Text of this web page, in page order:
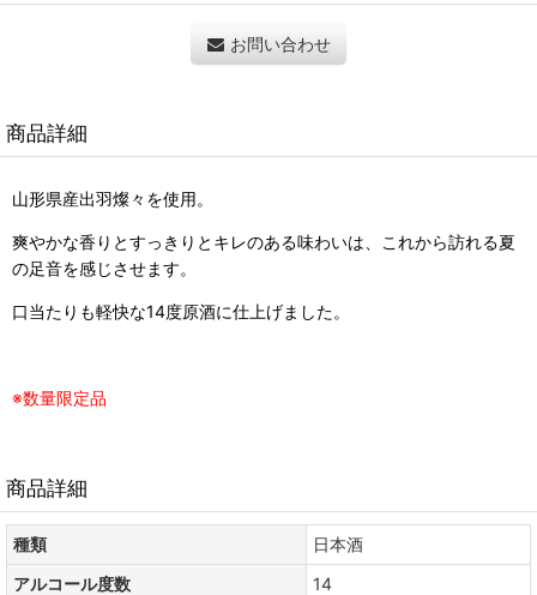
お問い合わせ
商品詳細
山形県産出羽燦々を使用。
爽やかな香りとすっきりとキレのある味わいは、これから訪れる夏
の足音を感じさせます。
口当たりも軽快な14度原酒に仕上げました。
※数量限定品
商品詳細
種類
日本酒
アルコール度数
14